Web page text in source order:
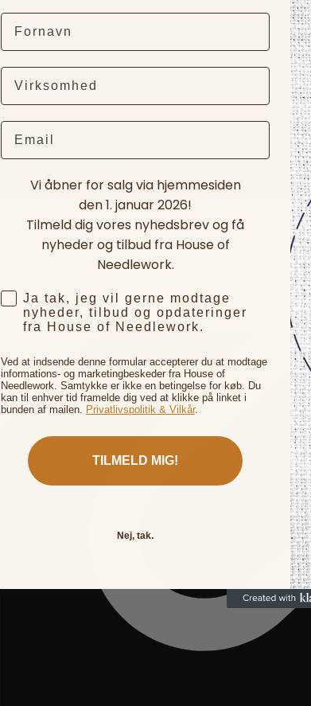
Email
Vi åbner for salg via hjemmesiden
den 1. januar 2026!
Tilmeld dig vores nyhedsbrev og få
nyheder og tilbud fra House of
Needlework.
Ja tak, jeg vil gerne modtage
nyheder, tilbud og opdateringer
fra House of Needlework.
Ved at indsende denne formular accepterer du at modtage
informations- og marketingbeskeder fra House of
Needlework. Samtykke er ikke en betingelse for køb. Du
kan til enhver tid framelde dig ved at klikke på linket i
bunden af mailen. Privatlivspolitik & Vilkår.
TILMELD MIG!
Nej, tak.